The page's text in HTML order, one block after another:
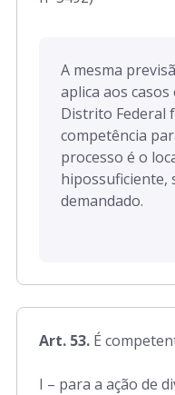
A mesma
aplica aos
Distrito Federal
competência
processo é o
hipossuficiente,
demandado.
Art. 53. É
I – para a ação de